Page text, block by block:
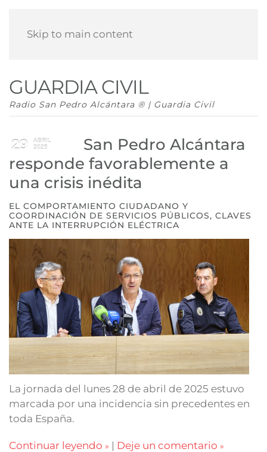
Skip to main content
GUARDIA CIVIL
Radio San Pedro Alcántara ® | Guardia Civil
29
ABRIL
2025
San Pedro Alcántara
responde favorablemente a
una crisis inédita
EL COMPORTAMIENTO CIUDADANO Y
COORDINACIÓN DE SERVICIOS PÚBLICOS, CLAVES
ANTE LA INTERRUPCIÓN ELÉCTRICA
La jornada del lunes 28 de abril de 2025 estuvo
marcada por una incidencia sin precedentes en
toda España.
Continuar leyendo | Deje un comentario